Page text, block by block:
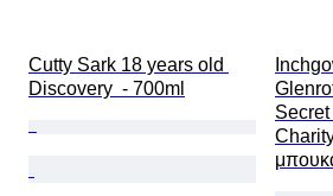
Cutty Sark 18 years old
Discovery  - 700ml